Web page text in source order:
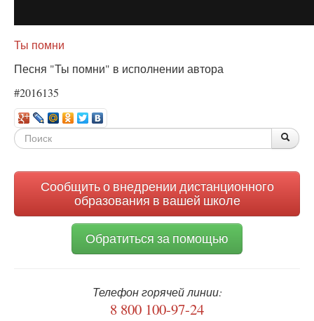
Ты помни
Песня "Ты помни" в исполнении автора
#2016135
Форма
Сообщить о внедрении дистанционного
образования в вашей школе
Обратиться за помощью
Телефон горячей линии:
8 800 100-97-24